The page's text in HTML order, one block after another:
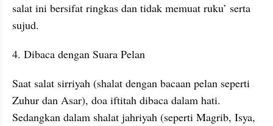
salat ini bersifat ringkas dan tidak memuat ruku’ serta
sujud.
4. Dibaca dengan Suara Pelan
Saat salat sirriyah (shalat dengan bacaan pelan seperti
Zuhur dan Asar), doa iftitah dibaca dalam hati.
Sedangkan dalam shalat jahriyah (seperti Magrib, Isya,